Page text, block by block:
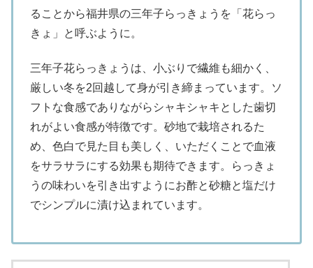
ることから福井県の三年子らっきょうを「花らっ
きょ」と呼ぶように。
三年子花らっきょうは、小ぶりで繊維も細かく、
厳しい冬を2回越して身が引き締まっています。ソ
フトな食感でありながらシャキシャキとした歯切
れがよい食感が特徴です。砂地で栽培されるた
め、色白で見た目も美しく、いただくことで血液
をサラサラにする効果も期待できます。らっきょ
うの味わいを引き出すようにお酢と砂糖と塩だけ
でシンプルに漬け込まれています。